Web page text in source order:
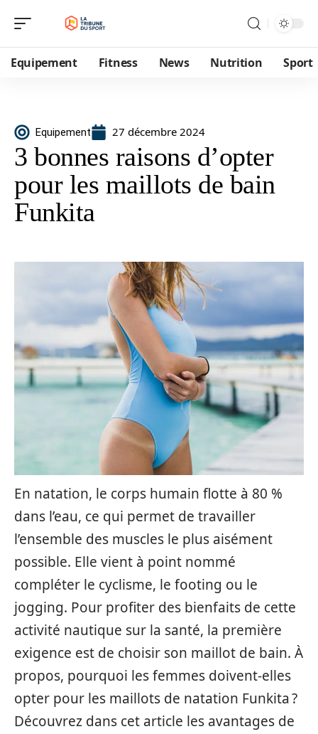
Equipement Fitness News Nutrition Sport
Equipement 27 décembre 2024
3 bonnes raisons d’opter
pour les maillots de bain
Funkita
En natation, le corps humain flotte à 80 %
dans l’eau, ce qui permet de travailler
l’ensemble des muscles le plus aisément
possible. Elle vient à point nommé
compléter le cyclisme, le footing ou le
jogging. Pour profiter des bienfaits de cette
activité nautique sur la santé, la première
exigence est de choisir son maillot de bain. À
propos, pourquoi les femmes doivent-elles
opter pour les maillots de natation Funkita ?
Découvrez dans cet article les avantages de